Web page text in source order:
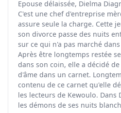
Epouse délaissée, Dielma
C'est une chef d'entreprise
assure seule la charge. Cette
son divorce passe des nuits
sur ce qui n'a pas marché
Après être longtemps restée
dans son coin, elle a décidé
d'âme dans un carnet.
contenu de ce carnet qu'elle
les lecteurs de Kewoulo. Dans
les démons de ses nuits